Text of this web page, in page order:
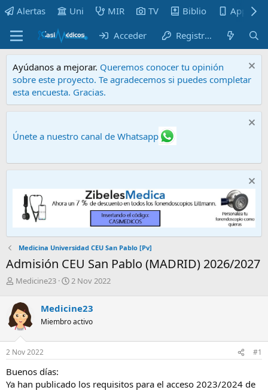
Alertas Uni MIR TV Biblio Apps
Acceder Registrarse
Ayúdanos a mejorar. Queremos conocer tu opinión
sobre este proyecto. Te agradecemos si puedes completar
esta encuesta. Gracias.
Únete a nuestro canal de Whatsapp
Medicina Universidad CEU San Pablo [Pv]
Admisión CEU San Pablo (MADRID) 2026/2027
A
t
o
r
Medicine23
F
h
a
e
c
2 Nov 2022
Medicine23
Miembro activo
2 Nov 2022 #1
Buenos días:
Ya han publicado los requisitos para el acceso 2023/2024 de